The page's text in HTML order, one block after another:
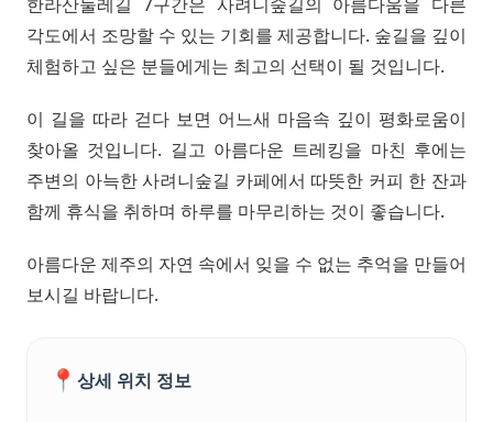
각도에서 조망할 수 있는 기회를 제공합니다. 숲길을 깊이
체험하고 싶은 분들에게는 최고의 선택이 될 것입니다.
이 길을 따라 걷다 보면 어느새 마음속 깊이 평화로움이
찾아올 것입니다. 길고 아름다운 트레킹을 마친 후에는
주변의 아늑한 사려니숲길 카페에서 따뜻한 커피 한 잔과
함께 휴식을 취하며 하루를 마무리하는 것이 좋습니다.
아름다운 제주의 자연 속에서 잊을 수 없는 추억을 만들어
보시길 바랍니다.
📍 상세 위치 정보